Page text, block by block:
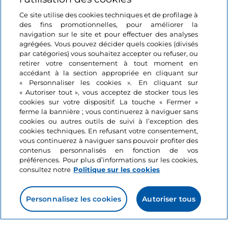
Informations sur le site
Liens utiles
Se connecter
Suivez-nous
Ce site utilise des cookies techniques et de profilage à
des fins promotionnelles, pour améliorer la
navigation sur le site et pour effectuer des analyses
agrégées. Vous pouvez décider quels cookies (divisés
par catégories) vous souhaitez accepter ou refuser, ou
retirer votre consentement à tout moment en
accédant à la section appropriée en cliquant sur
« Personnaliser les cookies ». En cliquant sur
« Autoriser tout », vous acceptez de stocker tous les
cookies sur votre dispositif. La touche « Fermer »
ferme la bannière ; vous continuerez à naviguer sans
cookies ou autres outils de suivi à l’exception des
cookies techniques. En refusant votre consentement,
vous continuerez à naviguer sans pouvoir profiter des
contenus personnalisés en fonction de vos
préférences. Pour plus d’informations sur les cookies,
consultez notre Politique sur les cookies
Personnalisez les cookies Autoriser tous